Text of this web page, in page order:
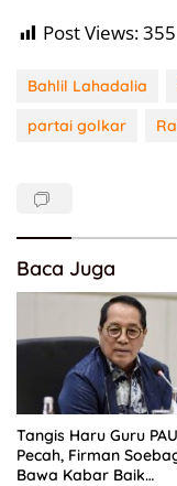
Post Views:355
Bahlil Lahadalia
partai golkar
Baca Juga
Tangis Haru Guru
Pecah, Firman
Bawa Kabar Baik